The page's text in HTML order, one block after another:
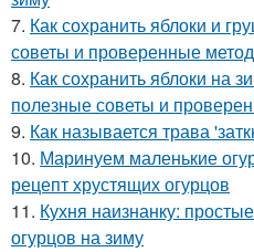
7. Как сохранить яблоки и
советы и проверенные
8. Как сохранить яблоки на
полезные советы и
9. Как называется трава
10. Маринуем маленькие
рецепт хрустящих огурцов
11. Кухня наизнанку:
огурцов на зиму